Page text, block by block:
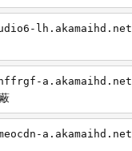
lh.akamaihd.net
a.akamaihd.net
a.akamaihd.net